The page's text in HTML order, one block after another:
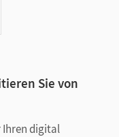
Sie von
Ihren digital